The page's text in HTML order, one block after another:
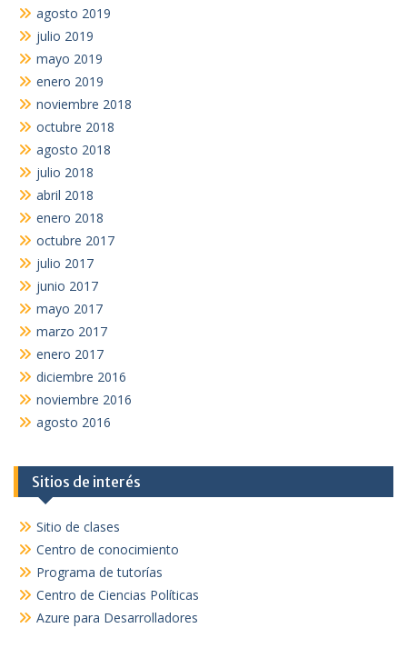
agosto 2019
julio 2019
mayo 2019
enero 2019
noviembre 2018
octubre 2018
agosto 2018
julio 2018
abril 2018
enero 2018
octubre 2017
julio 2017
junio 2017
mayo 2017
marzo 2017
enero 2017
diciembre 2016
noviembre 2016
agosto 2016
Sitios de interés
Sitio de clases
Centro de conocimiento
Programa de tutorías
Centro de Ciencias Políticas
Azure para Desarrolladores